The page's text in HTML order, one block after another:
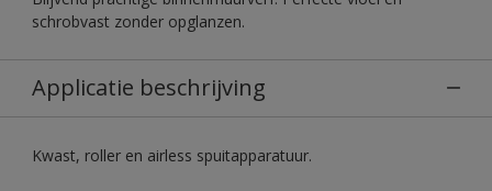
schrobvast zonder opglanzen.
Applicatie beschrijving
Kwast, roller en airless spuitapparatuur.